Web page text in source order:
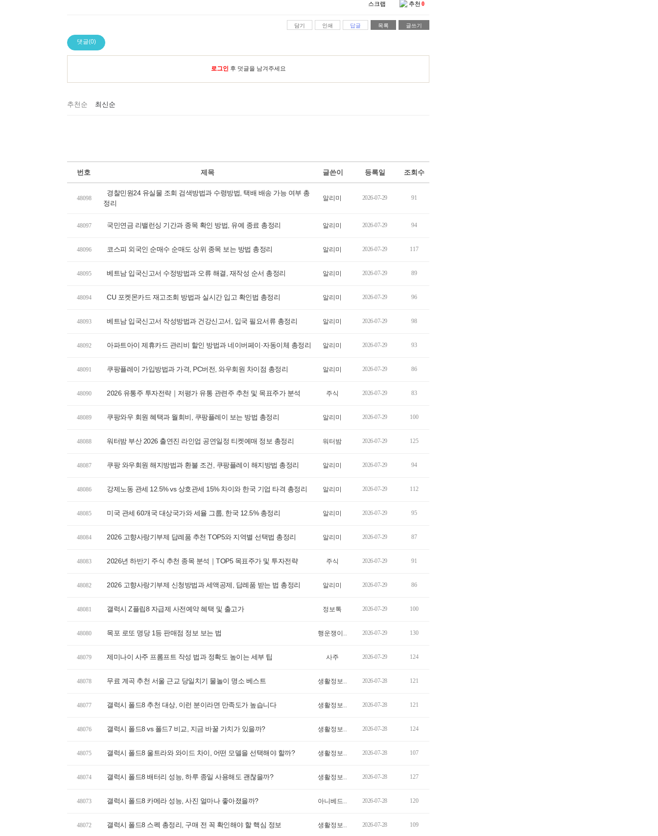
스크랩 추천 0
담기 인쇄 답글 목록 글쓰기
댓글(0)
로그인 후 덧글을 남겨주세요
추천순 최신순
번호 제목 글쓴이 등록일 조회수
48098
경찰민원24 유실물 조회 검색방법과 수령방법, 택배 배송 가능 여부 총
정리
알리미 2026-07-29 91
48097 국민연금 리밸런싱 기간과 종목 확인 방법, 유예 종료 총정리 알리미 2026-07-29 94
48096 코스피 외국인 순매수 순매도 상위 종목 보는 방법 총정리 알리미 2026-07-29 117
48095 베트남 입국신고서 수정방법과 오류 해결, 재작성 순서 총정리 알리미 2026-07-29 89
48094 CU 포켓몬카드 재고조회 방법과 실시간 입고 확인법 총정리 알리미 2026-07-29 96
48093 베트남 입국신고서 작성방법과 건강신고서, 입국 필요서류 총정리 알리미 2026-07-29 98
48092 아파트아이 제휴카드 관리비 할인 방법과 네이버페이·자동이체 총정리 알리미 2026-07-29 93
48091 쿠팡플레이 가입방법과 가격, PC버전, 와우회원 차이점 총정리 알리미 2026-07-29 86
48090 2026 유통주 투자전략｜저평가 유통 관련주 추천 및 목표주가 분석 주식 2026-07-29 83
48089 쿠팡와우 회원 혜택과 월회비, 쿠팡플레이 보는 방법 총정리 알리미 2026-07-29 100
48088 워터밤 부산 2026 출연진 라인업 공연일정 티켓예매 정보 총정리 워터밤 2026-07-29 125
48087 쿠팡 와우회원 해지방법과 환불 조건, 쿠팡플레이 해지방법 총정리 알리미 2026-07-29 94
48086 강제노동 관세 12.5% vs 상호관세 15% 차이와 한국 기업 타격 총정리 알리미 2026-07-29 112
48085 미국 관세 60개국 대상국가와 세율 그룹, 한국 12.5% 총정리 알리미 2026-07-29 95
48084 2026 고향사랑기부제 답례품 추천 TOP5와 지역별 선택법 총정리 알리미 2026-07-29 87
48083 2026년 하반기 주식 추천 종목 분석｜TOP5 목표주가 및 투자전략 주식 2026-07-29 91
48082 2026 고향사랑기부제 신청방법과 세액공제, 답례품 받는 법 총정리 알리미 2026-07-29 86
48081 갤럭시 Z플립8 자급제 사전예약 혜택 및 출고가 정보톡 2026-07-29 100
48080 목포 로또 명당 1등 판매점 정보 보는 법 행운쟁이.. 2026-07-29 130
48079 제미나이 사주 프롬프트 작성 법과 정확도 높이는 세부 팁 사주 2026-07-29 124
48078 무료 계곡 추천 서울 근교 당일치기 물놀이 명소 베스트 생활정보.. 2026-07-28 121
48077 갤럭시 폴드8 추천 대상, 이런 분이라면 만족도가 높습니다 생활정보.. 2026-07-28 121
48076 갤럭시 폴드8 vs 폴드7 비교, 지금 바꿀 가치가 있을까? 생활정보.. 2026-07-28 124
48075 갤럭시 폴드8 울트라와 와이드 차이, 어떤 모델을 선택해야 할까? 생활정보.. 2026-07-28 107
48074 갤럭시 폴드8 배터리 성능, 하루 종일 사용해도 괜찮을까? 생활정보.. 2026-07-28 127
48073 갤럭시 폴드8 카메라 성능, 사진 얼마나 좋아졌을까? 아니베드.. 2026-07-28 120
48072 갤럭시 폴드8 스펙 총정리, 구매 전 꼭 확인해야 할 핵심 정보 생활정보.. 2026-07-28 109